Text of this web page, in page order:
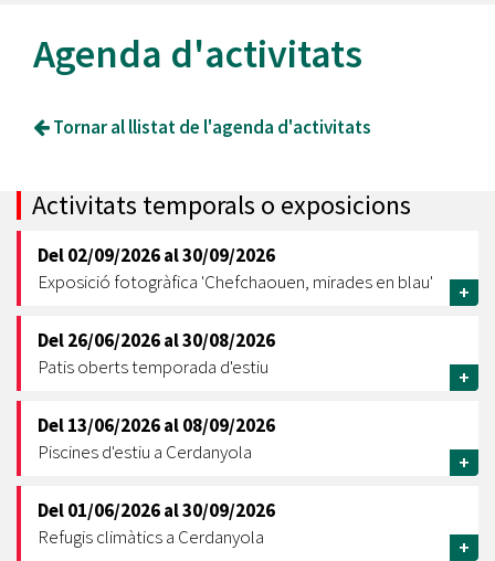
Agenda d'activitats
Tornar al llistat de l'agenda d'activitats
Activitats temporals o exposicions
Del02/09/2026al30/09/2026
Exposició fotogràfica 'Chefchaouen, mirades en blau'
+
Del26/06/2026al30/08/2026
Patis oberts temporada d'estiu
+
Del13/06/2026al08/09/2026
Piscines d'estiu a Cerdanyola
+
Del01/06/2026al30/09/2026
Refugis climàtics a Cerdanyola
+